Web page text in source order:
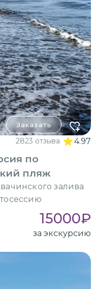
Заказать
2823 отзыва 4.97
по
пляж
залива
15000₽
за экскурсию